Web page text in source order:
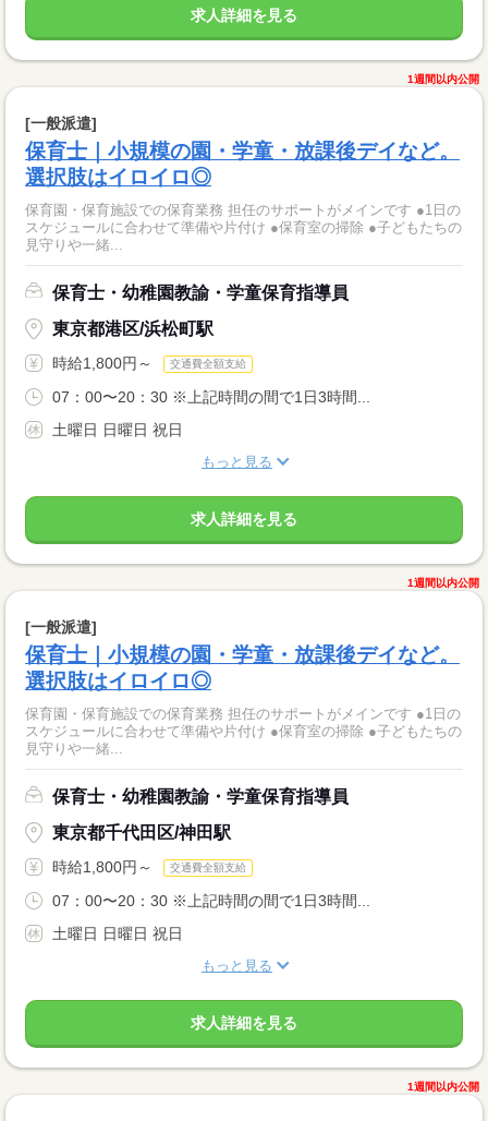
求人詳細を見る
1週間以内公開
[一般派遣]
保育士｜小規模の園・学童・放課後デイなど。
選択肢はイロイロ◎
保育園・保育施設での保育業務 担任のサポートがメインです ●1日の
スケジュールに合わせて準備や片付け ●保育室の掃除 ●子どもたちの
見守りや一緒...
保育士・幼稚園教諭・学童保育指導員
東京都港区/浜松町駅
時給1,800円～ 交通費全額支給
07：00〜20：30 ※上記時間の間で1日3時間...
土曜日 日曜日 祝日
もっと見る
求人詳細を見る
1週間以内公開
[一般派遣]
保育士｜小規模の園・学童・放課後デイなど。
選択肢はイロイロ◎
保育園・保育施設での保育業務 担任のサポートがメインです ●1日の
スケジュールに合わせて準備や片付け ●保育室の掃除 ●子どもたちの
見守りや一緒...
保育士・幼稚園教諭・学童保育指導員
東京都千代田区/神田駅
時給1,800円～ 交通費全額支給
07：00〜20：30 ※上記時間の間で1日3時間...
土曜日 日曜日 祝日
もっと見る
求人詳細を見る
1週間以内公開